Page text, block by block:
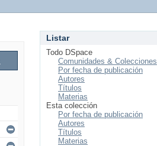
Listar
Todo DSpace
Comunidades & Colecciones
Por fecha de publicación
Autores
Títulos
Materias
Esta colección
Por fecha de publicación
Autores
Títulos
Materias